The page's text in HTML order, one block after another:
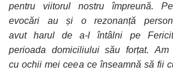
pentru viitorul nostru împreună.
evocări au și o rezonanță
avut harul de a-l întâlni pe
perioada domiciliului său forțat.
cu ochii mei ceea ce înseamnă să fii